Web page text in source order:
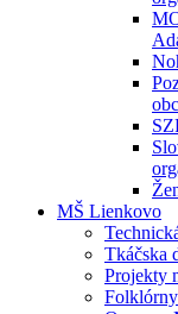
MŠ Lienkovo
Tkáčska
Projekty